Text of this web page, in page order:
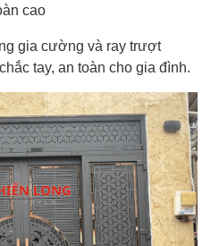
cao
gia cường và ray trượt
tay, an toàn cho gia đình.